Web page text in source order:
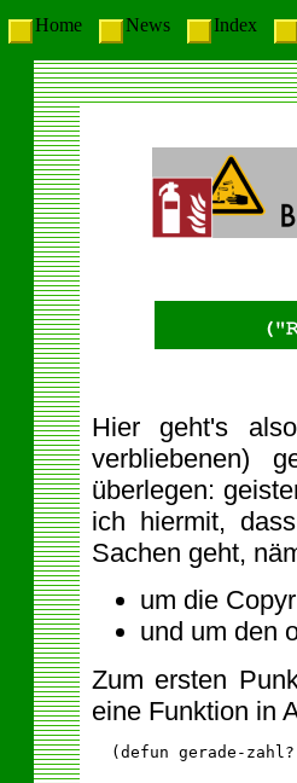
Home News Index
Hier geht's
verbliebenen)
überlegen:
ich hiermit,
Sachen geht,
um die
und um den
Zum ersten
eine Funktion in
(defun gerade-